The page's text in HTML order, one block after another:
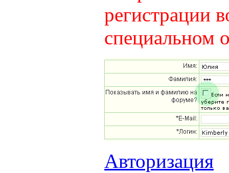
регистрации
специальном
Авторизация